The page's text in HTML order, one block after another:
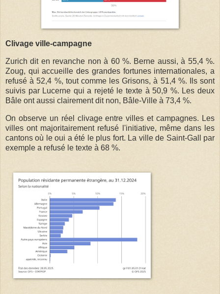
Clivage ville-campagne
Zurich dit en revanche non à 60 %. Berne aussi, à 55,4 %.
Zoug, qui accueille des grandes fortunes internationales, a
refusé à 52,4 %, tout comme les Grisons, à 51,4 %. Ils sont
suivis par Lucerne qui a rejeté le texte à 50,9 %. Les deux
Bâle ont aussi clairement dit non, Bâle-Ville à 73,4 %.
On observe un réel clivage entre villes et campagnes. Les
villes ont majoritairement refusé l'initiative, même dans les
cantons où le oui a été le plus fort. La ville de Saint-Gall par
exemple a refusé le texte à 68 %.